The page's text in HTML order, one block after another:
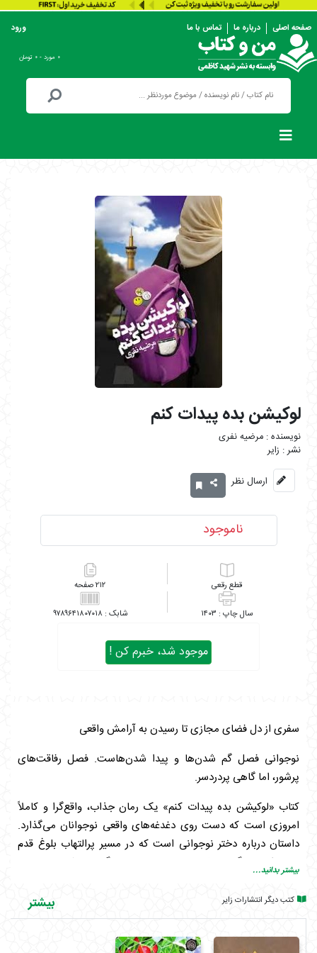
صفحه اصلی درباره ما تماس با ما ورود
۰ مورد - ۰ تومان
لوکیشن بده پیدات کنم
مرضیه نفری
زایر
ارسال نظر
ناموجود
رقعی ۲۱۲
۱۴۰۳ ۹۷۸۹۶۴۱۸۰۷۰۱۸
موجود شد، خبرم کن !
سفری از دل فضای مجازی تا رسیدن به آرامش واقعی
نوجوانی فصل گم شدن‌ها و پیدا شدن‌هاست. فصل رفاقت‌های
پرشور، اما گاهی پردردسر.
کتاب «لوکیشن بده پیدات کنم» یک رمان جذاب، واقع‌گرا و کاملاً
امروزی است که دست روی دغدغه‌های واقعی نوجوانان می‌گذارد.
داستان درباره دختر نوجوانی است که در مسیر پرالتهاب بلوغ قدم
برمی‌دارد و درگیر چالش‌های دوستی و پیچیدگی‌های فضای مجازی
می‌شود؛ همان دنیایی که نوجوانِ امروز هر روز با آن دست‌وپنجه نرم
می‌کند.
سردرگمی‌ها، نوری به زندگی او می‌تابد و به شناختی زیبا و متفاوت از
بیشتر بدانید...
کتب دیگر انتشارات زایر بیشتر